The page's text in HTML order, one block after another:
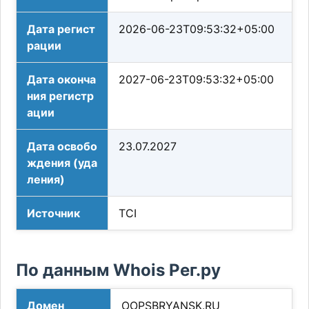
Дата регист
рации
2026-06-23T09:53:32+05:00
Дата оконча
ния регистр
ации
2027-06-23T09:53:32+05:00
Дата освобо
ждения (уда
ления)
23.07.2027
Источник TCI
По данным Whois Рег.ру
Домен OOPSBRYANSK.RU